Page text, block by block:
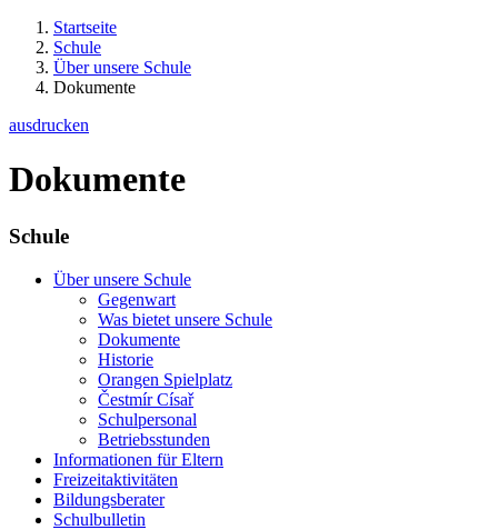
Startseite
Schule
Über unsere Schule
Dokumente
ausdrucken
Dokumente
Schule
Über unsere Schule
Gegenwart
Was bietet unsere Schule
Dokumente
Historie
Orangen Spielplatz
Čestmír Císař
Schulpersonal
Betriebsstunden
Informationen für Eltern
Freizeitaktivitäten
Bildungsberater
Schulbulletin